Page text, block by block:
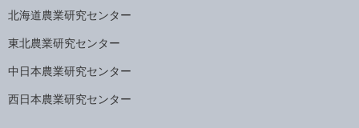
北海道農業研究センター
東北農業研究センター
中日本農業研究センター
西日本農業研究センター